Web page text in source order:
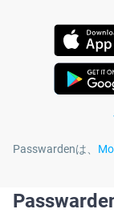
Passwardenは、